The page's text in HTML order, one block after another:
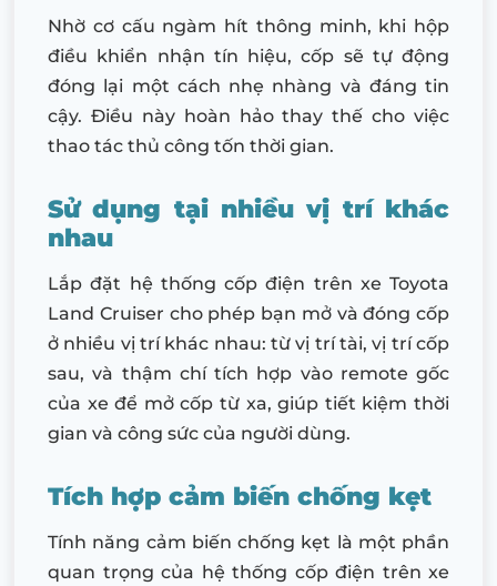
Nhờ cơ cấu ngàm hít thông minh, khi hộp
điều khiển nhận tín hiệu, cốp sẽ tự động
đóng lại một cách nhẹ nhàng và đáng tin
cậy. Điều này hoàn hảo thay thế cho việc
thao tác thủ công tốn thời gian.
Sử dụng tại nhiều vị trí khác
nhau
Lắp đặt hệ thống cốp điện trên xe Toyota
Land Cruiser cho phép bạn mở và đóng cốp
ở nhiều vị trí khác nhau: từ vị trí tài, vị trí cốp
sau, và thậm chí tích hợp vào remote gốc
của xe để mở cốp từ xa, giúp tiết kiệm thời
gian và công sức của người dùng.
Tích hợp cảm biến chống kẹt
Tính năng cảm biến chống kẹt là một phần
quan trọng của hệ thống cốp điện trên xe